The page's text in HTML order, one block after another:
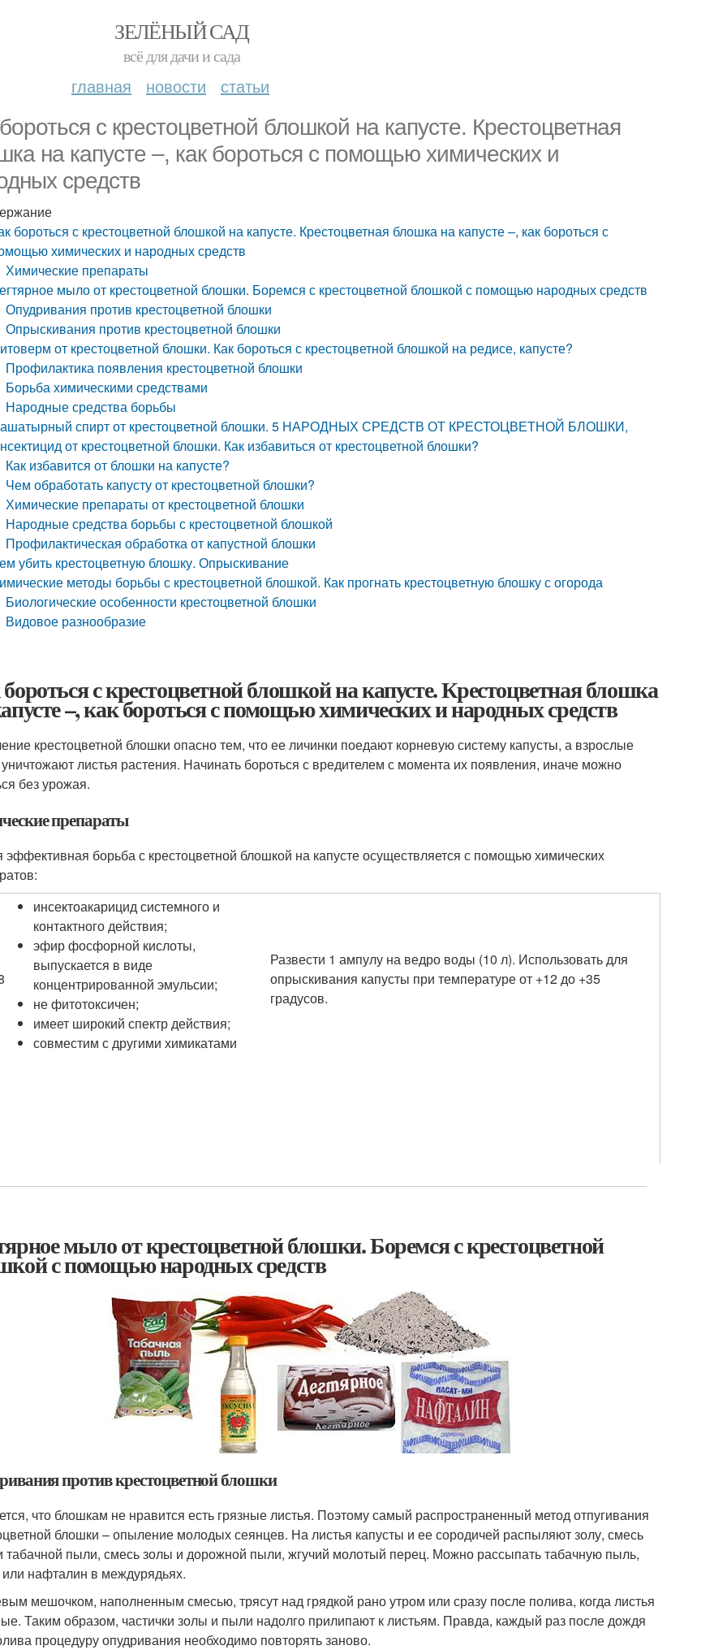
ЗЕЛЁНЫЙ САД
всё для дачи и сада
главная новости статьи
с крестоцветной блошкой на капусте. Крестоцветная
на капусте –, как бороться с помощью химических и
средств
бороться с крестоцветной блошкой на капусте. Крестоцветная блошка на капусте –, как бороться с
химических и народных средств
Химические препараты
мыло от крестоцветной блошки. Боремся с крестоцветной блошкой с помощью народных средств
Опудривания против крестоцветной блошки
Опрыскивания против крестоцветной блошки
от крестоцветной блошки. Как бороться с крестоцветной блошкой на редисе, капусте?
Профилактика появления крестоцветной блошки
Борьба химическими средствами
Народные средства борьбы
спирт от крестоцветной блошки. 5 НАРОДНЫХ СРЕДСТВ ОТ КРЕСТОЦВЕТНОЙ БЛОШКИ,
от крестоцветной блошки. Как избавиться от крестоцветной блошки?
Как избавится от блошки на капусте?
Чем обработать капусту от крестоцветной блошки?
Химические препараты от крестоцветной блошки
Народные средства борьбы с крестоцветной блошкой
Профилактическая обработка от капустной блошки
убить крестоцветную блошку. Опрыскивание
методы борьбы с крестоцветной блошкой. Как прогнать крестоцветную блошку с огорода
Биологические особенности крестоцветной блошки
Видовое разнообразие
с крестоцветной блошкой на капусте. Крестоцветная блошка
–, как бороться с помощью химических и народных средств
крестоцветной блошки опасно тем, что ее личинки поедают корневую систему капусты, а взрослые
листья растения. Начинать бороться с вредителем с момента их появления, иначе можно
без урожая.
препараты
борьба с крестоцветной блошкой на капусте осуществляется с помощью химических
инсектоакарицид системного и
контактного действия;
эфир фосфорной кислоты,
выпускается в виде
концентрированной эмульсии;
не фитотоксичен;
имеет широкий спектр действия;
совместим с другими химикатами
Развести 1 ампулу на ведро воды (10 л). Использовать для
опрыскивания капусты при температуре от +12 до +35
градусов.
мыло от крестоцветной блошки. Боремся с крестоцветной
с помощью народных средств
против крестоцветной блошки
что блошкам не нравится есть грязные листья. Поэтому самый распространенный метод отпугивания
блошки – опыление молодых сеянцев. На листья капусты и ее сородичей распыляют золу, смесь
табачной пыли, смесь золы и дорожной пыли, жгучий молотый перец. Можно рассыпать табачную пыль,
нафталин в междурядьях.
мешочком, наполненным смесью, трясут над грядкой рано утром или сразу после полива, когда листья
Таким образом, частички золы и пыли надолго прилипают к листьям. Правда, каждый раз после дождя
процедуру опудривания необходимо повторять заново.